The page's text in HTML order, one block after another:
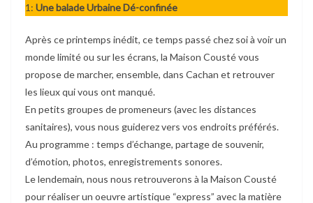
1: Une balade Urbaine Dé-confinée
Après ce printemps inédit, ce temps passé chez soi à voir un
monde limité ou sur les écrans, la Maison Cousté vous
propose de marcher, ensemble, dans Cachan et retrouver
les lieux qui vous ont manqué.
En petits groupes de promeneurs (avec les distances
sanitaires), vous nous guiderez vers vos endroits préférés.
Au programme : temps d’échange, partage de souvenir,
d’émotion, photos, enregistrements sonores.
Le lendemain, nous nous retrouverons à la Maison Cousté
pour réaliser un oeuvre artistique “express” avec la matière